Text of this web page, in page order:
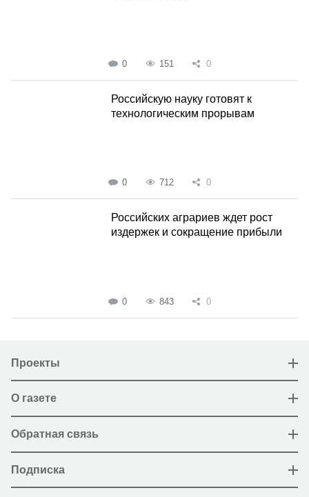
0 151 0
Российскую науку готовят к
технологическим прорывам
0 712 0
Российских аграриев ждет рост
издержек и сокращение прибыли
0 843 0
Проекты
О газете
Обратная связь
Подписка